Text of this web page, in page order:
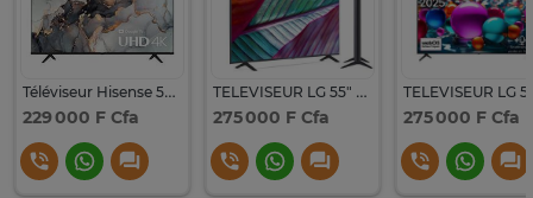
Téléviseur Hisense 55" Smart 4K UHD
229 000 F Cfa
TELEVISEUR LG 55" SMART ANDROID 4K UHD 55UR80506LK
275 000 F Cfa 275 000 F Cfa